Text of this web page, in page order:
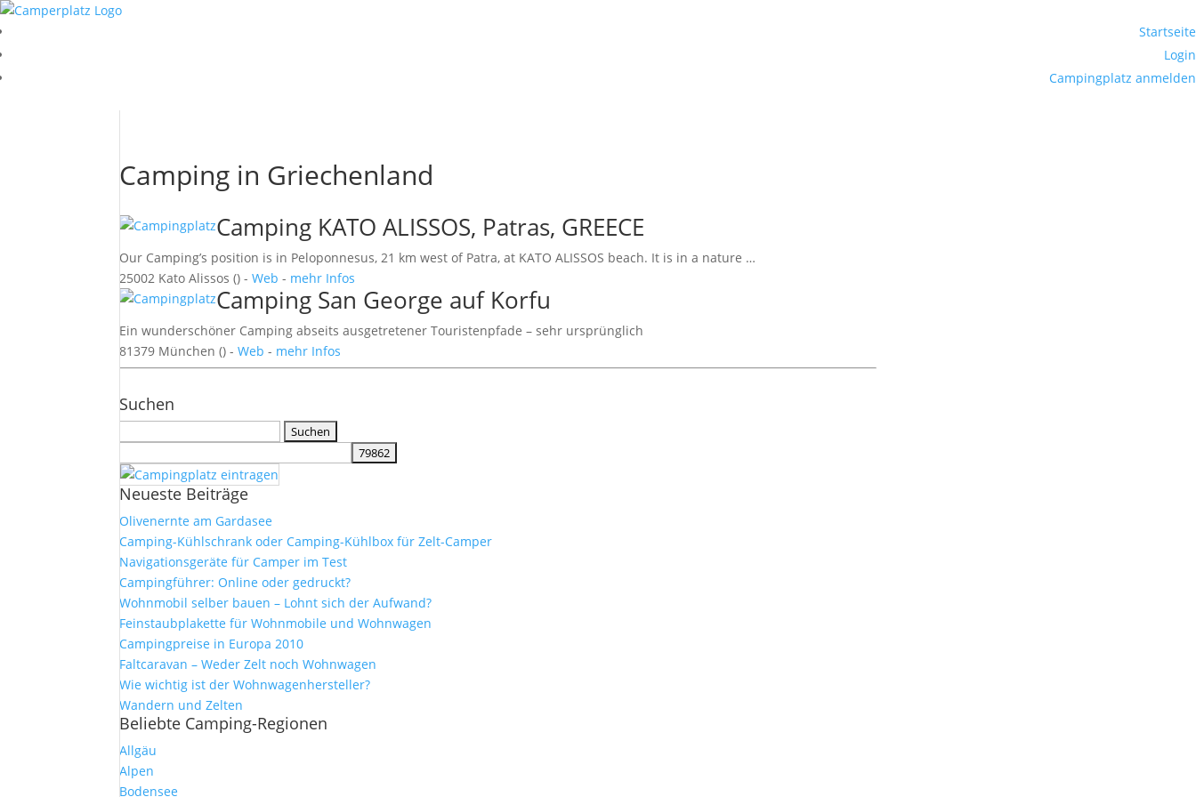
Startseite
Login
Campingplatz anmelden
Camping in Griechenland
Camping KATO ALISSOS, Patras, GREECE
Our Camping’s position is in Peloponnesus, 21 km west of Patra, at KATO ALISSOS beach. It is in a nature …
25002 Kato Alissos () -Web - mehr Infos
Camping San George auf Korfu
Ein wunderschöner Camping abseits ausgetretener Touristenpfade – sehr ursprünglich
81379 München () -Web - mehr Infos
Suchen
Neueste Beiträge
Olivenernte am Gardasee
Camping-Kühlschrank oder Camping-Kühlbox für Zelt-Camper
Navigationsgeräte für Camper im Test
Campingführer: Online oder gedruckt?
Wohnmobil selber bauen – Lohnt sich der Aufwand?
Feinstaubplakette für Wohnmobile und Wohnwagen
Campingpreise in Europa 2010
Faltcaravan – Weder Zelt noch Wohnwagen
Wie wichtig ist der Wohnwagenhersteller?
Wandern und Zelten
Beliebte Camping-Regionen
Allgäu
Alpen
Bodensee